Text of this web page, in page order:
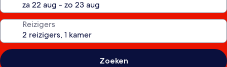
Reizigers
Zoeken